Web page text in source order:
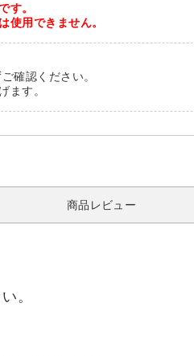
す。
使用できません。
確認ください。
ます。
商品レビュー
。